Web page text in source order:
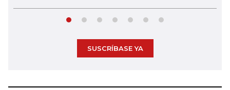
SUSCRÍBASE YA